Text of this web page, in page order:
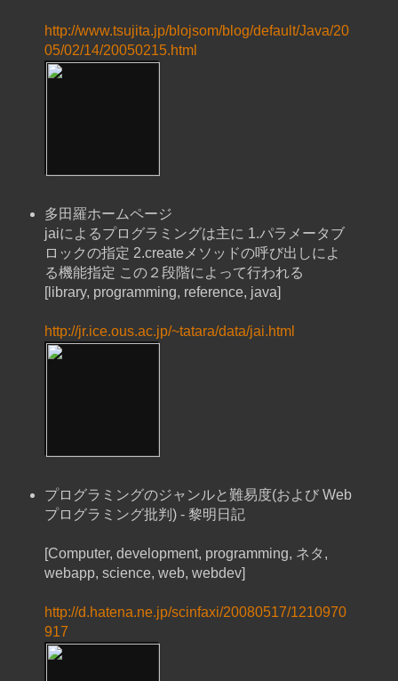
http://www.tsujita.jp/blojsom/blog/default/Java/20
05/02/14/20050215.html
多田羅ホームページ
jaiによるプログラミングは主に 1.パラメータブ
ロックの指定 2.createメソッドの呼び出しによ
る機能指定 この２段階によって行われる
[library, programming, reference, java]
http://jr.ice.ous.ac.jp/~tatara/data/jai.html
プログラミングのジャンルと難易度(および Web
プログラミング批判) - 黎明日記
[Computer, development, programming, ネタ,
webapp, science, web, webdev]
http://d.hatena.ne.jp/scinfaxi/20080517/1210970
917